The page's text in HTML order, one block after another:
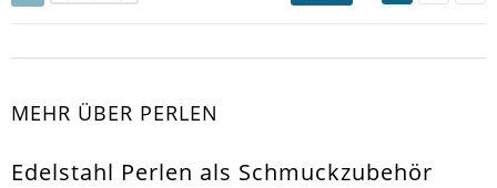
MEHR ÜBER PERLEN
Edelstahl Perlen als Schmuckzubehör